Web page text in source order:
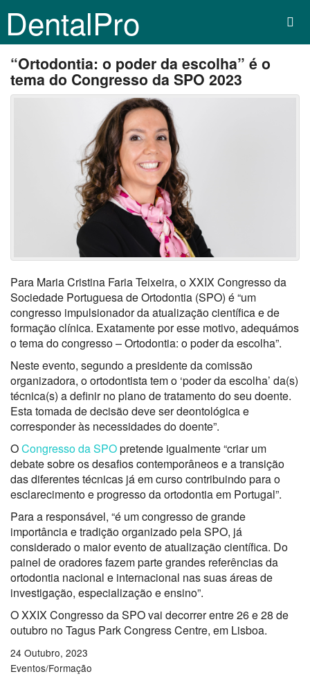
DentalPro
“Ortodontia: o poder da escolha” é o
tema do Congresso da SPO 2023
Para Maria Cristina Faria Teixeira, o XXIX Congresso da
Sociedade Portuguesa de Ortodontia (SPO) é “um
congresso impulsionador da atualização científica e de
formação clínica. Exatamente por esse motivo, adequámos
o tema do congresso – Ortodontia: o poder da escolha”.
Neste evento, segundo a presidente da comissão
organizadora, o ortodontista tem o ‘poder da escolha’ da(s)
técnica(s) a definir no plano de tratamento do seu doente.
Esta tomada de decisão deve ser deontológica e
corresponder às necessidades do doente”.
OCongresso da SPOpretende igualmente “criar um
debate sobre os desafios contemporâneos e a transição
das diferentes técnicas já em curso contribuindo para o
esclarecimento e progresso da ortodontia em Portugal”.
Para a responsável, “é um congresso de grande
importância e tradição organizado pela SPO, já
considerado o maior evento de atualização científica. Do
painel de oradores fazem parte grandes referências da
ortodontia nacional e internacional nas suas áreas de
investigação, especialização e ensino”.
O XXIX Congresso da SPO vai decorrer entre 26 e 28 de
outubro no Tagus Park Congress Centre, em Lisboa.
24 Outubro, 2023
Eventos/Formação